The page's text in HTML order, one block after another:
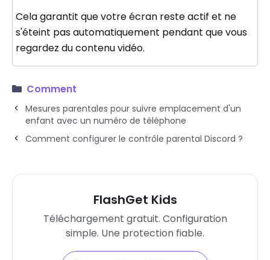
Cela garantit que votre écran reste actif et ne
s'éteint pas automatiquement pendant que vous
regardez du contenu vidéo.
Comment
Mesures parentales pour suivre emplacement d'un
enfant avec un numéro de téléphone
Comment configurer le contrôle parental Discord ?
FlashGet Kids
Téléchargement gratuit. Configuration
simple. Une protection fiable.